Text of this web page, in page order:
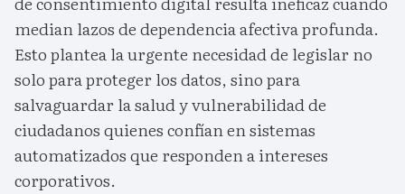
median lazos de dependencia afectiva profunda.
Esto plantea la urgente necesidad de legislar no
solo para proteger los datos, sino para
salvaguardar la salud y vulnerabilidad de
ciudadanos quienes confían en sistemas
automatizados que responden a intereses
corporativos.